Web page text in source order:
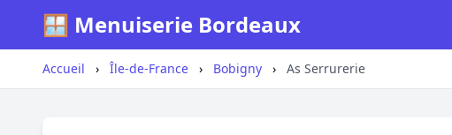
🪟 Menuiserie Bordeaux
Accueil › Île-de-France › Bobigny › As Serrurerie